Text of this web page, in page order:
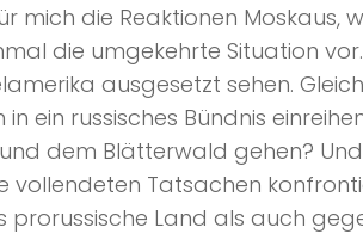
mich die Reaktionen Moskaus,
die umgekehrte Situation
ausgesetzt sehen.
ein russisches Bündnis
dem Blätterwald gehen?
vollendeten Tatsachen
Land als auch